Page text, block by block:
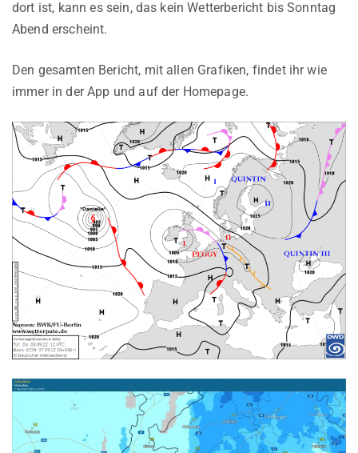
dort ist, kann es sein, das kein Wetterbericht bis Sonntag
Abend erscheint.
Den gesamten Bericht, mit allen Grafiken, findet ihr wie
immer in der App und auf der Homepage.